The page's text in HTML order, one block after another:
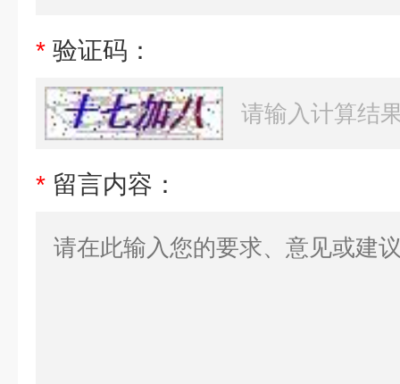
* 验证码：
* 留言内容：